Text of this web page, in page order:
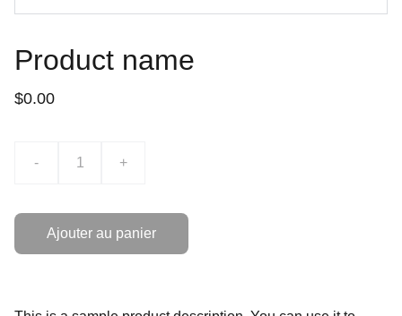
Product name
$0.00
- +
Ajouter au panier